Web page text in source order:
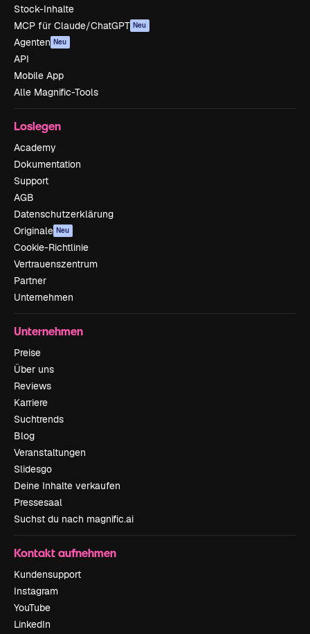
Stock-Inhalte
MCP für Claude/ChatGPT Neu
Agenten Neu
API
Mobile App
Alle Magnific-Tools
Loslegen
Academy
Dokumentation
Support
AGB
Datenschutzerklärung
Originale Neu
Cookie-Richtlinie
Vertrauenszentrum
Partner
Unternehmen
Unternehmen
Preise
Über uns
Reviews
Karriere
Suchtrends
Blog
Veranstaltungen
Slidesgo
Deine Inhalte verkaufen
Pressesaal
Suchst du nach magnific.ai
Kontakt aufnehmen
Kundensupport
Instagram
YouTube
LinkedIn